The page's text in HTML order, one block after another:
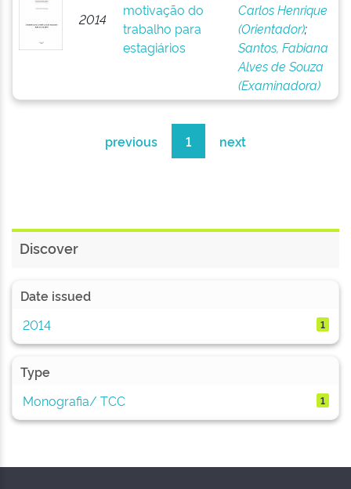
2014
motivação do
trabalho para
estagiários
Carlos Henrique
(Orientador);
Santos, Fabiana
Alves de Souza
(Examinadora)
previous 1 next
Discover
Date issued
2014
1
Type
Monografia/ TCC
1